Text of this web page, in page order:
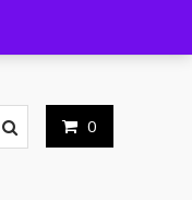
0